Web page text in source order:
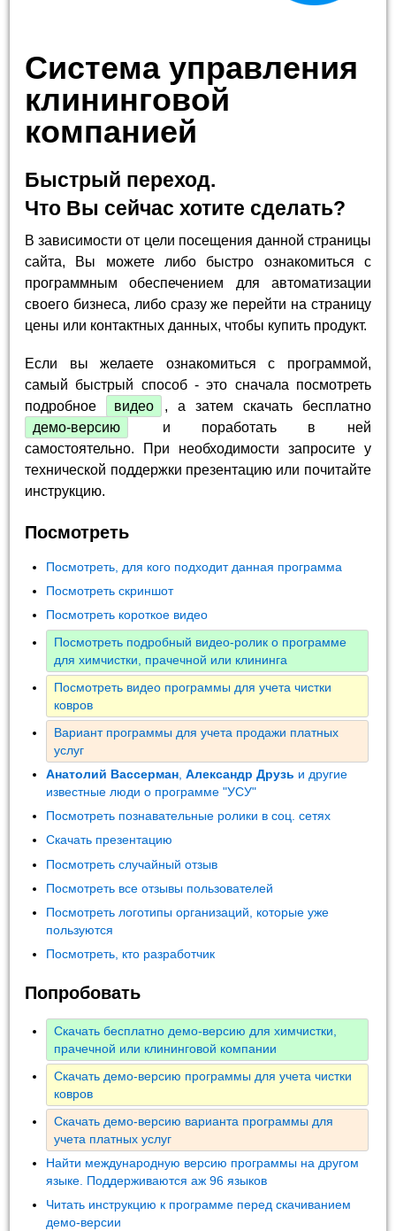
Система управления
клининговой
компанией
Быстрый переход.
Что Вы сейчас хотите сделать?
В зависимости от цели посещения данной страницы
сайта, Вы можете либо быстро ознакомиться с
программным обеспечением для автоматизации
своего бизнеса, либо сразу же перейти на страницу
цены или контактных данных, чтобы купить продукт.
Если вы желаете ознакомиться с программой,
самый быстрый способ - это сначала посмотреть
подробное
видео
, а затем скачать бесплатно
демо-версию
и поработать в ней
самостоятельно. При необходимости запросите у
технической поддержки презентацию или почитайте
инструкцию.
Посмотреть
Посмотреть, для кого подходит данная программа
Посмотреть скриншот
Посмотреть короткое видео
Посмотреть подробный видео-ролик о программе
для химчистки, прачечной или клининга
Посмотреть видео программы для учета чистки
ковров
Вариант программы для учета продажи платных
услуг
Анатолий Вассерман ,Александр Друзь и другие
известные люди о программе "УСУ"
Посмотреть познавательные ролики в соц. сетях
Скачать презентацию
Посмотреть случайный отзыв
Посмотреть все отзывы пользователей
Посмотреть логотипы организаций, которые уже
пользуются
Посмотреть, кто разработчик
Попробовать
Скачать бесплатно демо-версию для химчистки,
прачечной или клининговой компании
Скачать демо-версию программы для учета чистки
ковров
Скачать демо-версию варианта программы для
учета платных услуг
Найти международную версию программы на другом
языке. Поддерживаются аж 96 языков
Читать инструкцию к программе перед скачиванием
демо-версии